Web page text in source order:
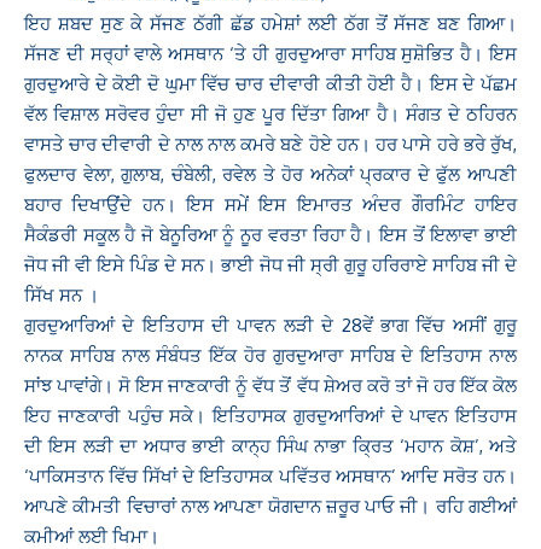
ਇਹ ਸ਼ਬਦ ਸੁਣ ਕੇ ਸੱਜਣ ਠੱਗੀ ਛੱਡ ਹਮੇਸ਼ਾਂ ਲਈ ਠੱਗ ਤੋਂ ਸੱਜਣ ਬਣ ਗਿਆ।
ਸੱਜਣ ਦੀ ਸਰ੍ਹਾਂ ਵਾਲੇ ਅਸਥਾਨ ‘ਤੇ ਹੀ ਗੁਰਦੁਆਰਾ ਸਾਹਿਬ ਸੁਸ਼ੋਭਿਤ ਹੈ। ਇਸ
ਗੁਰਦੁਆਰੇ ਦੇ ਕੋਈ ਦੋ ਘੁਮਾ ਵਿੱਚ ਚਾਰ ਦੀਵਾਰੀ ਕੀਤੀ ਹੋਈ ਹੈ। ਇਸ ਦੇ ਪੱਛਮ
ਵੱਲ ਵਿਸ਼ਾਲ ਸਰੋਵਰ ਹੁੰਦਾ ਸੀ ਜੋ ਹੁਣ ਪੂਰ ਦਿੱਤਾ ਗਿਆ ਹੈ। ਸੰਗਤ ਦੇ ਠਹਿਰਨ
ਵਾਸਤੇ ਚਾਰ ਦੀਵਾਰੀ ਦੇ ਨਾਲ ਨਾਲ ਕਮਰੇ ਬਣੇ ਹੋਏ ਹਨ। ਹਰ ਪਾਸੇ ਹਰੇ ਭਰੇ ਰੁੱਖ,
ਫੁਲਦਾਰ ਵੇਲਾ, ਗੁਲਾਬ, ਚੰਬੇਲੀ, ਰਵੇਲ ਤੇ ਹੋਰ ਅਨੇਕਾਂ ਪ੍ਰਕਾਰ ਦੇ ਫੁੱਲ ਆਪਣੀ
ਬਹਾਰ ਦਿਖਾਉਂਦੇ ਹਨ। ਇਸ ਸਮੇਂ ਇਸ ਇਮਾਰਤ ਅੰਦਰ ਗੌਰਮਿੰਟ ਹਾਇਰ
ਸੈਕੰਡਰੀ ਸਕੂਲ ਹੈ ਜੋ ਬੇਨੂਰਿਆ ਨੂੰ ਨੂਰ ਵਰਤਾ ਰਿਹਾ ਹੈ। ਇਸ ਤੋਂ ਇਲਾਵਾ ਭਾਈ
ਜੋਧ ਜੀ ਵੀ ਇਸੇ ਪਿੰਡ ਦੇ ਸਨ। ਭਾਈ ਜੋਧ ਜੀ ਸ੍ਰੀ ਗੁਰੂ ਹਰਿਰਾਏ ਸਾਹਿਬ ਜੀ ਦੇ
ਸਿੱਖ ਸਨ ।
ਗੁਰਦੁਆਰਿਆਂ ਦੇ ਇਤਿਹਾਸ ਦੀ ਪਾਵਨ ਲੜੀ ਦੇ 28ਵੇਂ ਭਾਗ ਵਿੱਚ ਅਸੀਂ ਗੁਰੂ
ਨਾਨਕ ਸਾਹਿਬ ਨਾਲ ਸੰਬੰਧਤ ਇੱਕ ਹੋਰ ਗੁਰਦੁਆਰਾ ਸਾਹਿਬ ਦੇ ਇਤਿਹਾਸ ਨਾਲ
ਸਾਂਝ ਪਾਵਾਂਗੇ। ਸੋ ਇਸ ਜਾਣਕਾਰੀ ਨੂੰ ਵੱਧ ਤੋਂ ਵੱਧ ਸ਼ੇਅਰ ਕਰੋ ਤਾਂ ਜੋ ਹਰ ਇੱਕ ਕੋਲ
ਇਹ ਜਾਣਕਾਰੀ ਪਹੁੰਚ ਸਕੇ। ਇਤਿਹਾਸਕ ਗੁਰਦੁਆਰਿਆਂ ਦੇ ਪਾਵਨ ਇਤਿਹਾਸ
ਦੀ ਇਸ ਲੜੀ ਦਾ ਅਧਾਰ ਭਾਈ ਕਾਨ੍ਹ ਸਿੰਘ ਨਾਭਾ ਕ੍ਰਿਤ ‘ਮਹਾਨ ਕੋਸ਼’, ਅਤੇ
‘ਪਾਕਿਸਤਾਨ ਵਿੱਚ ਸਿੱਖਾਂ ਦੇ ਇਤਿਹਾਸਕ ਪਵਿੱਤਰ ਅਸਥਾਨ’ ਆਦਿ ਸਰੋਤ ਹਨ।
ਆਪਣੇ ਕੀਮਤੀ ਵਿਚਾਰਾਂ ਨਾਲ ਆਪਣਾ ਯੋਗਦਾਨ ਜ਼ਰੂਰ ਪਾਓ ਜੀ। ਰਹਿ ਗਈਆਂ
ਕਮੀਆਂ ਲਈ ਖਿਮਾ।